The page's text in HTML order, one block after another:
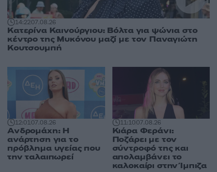
14:2207.08.26
Κατερίνα Καινούργιου: Βόλτα για ψώνια στο
κέντρο της Μυκόνου μαζί με τον Παναγιώτη
Κουτσουμπή
12:0107.08.26
Ανδρομάχη: Η
ανάρτηση για το
πρόβλημα υγείας που
την ταλαιπωρεί
11:1007.08.26
Κιάρα Φεράνι:
Ποζάρει με τον
σύντροφό της και
απολαμβάνει το
καλοκαίρι στην Ίμπιζα